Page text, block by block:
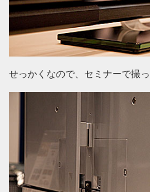
せっかくなので、セミナーで撮っ